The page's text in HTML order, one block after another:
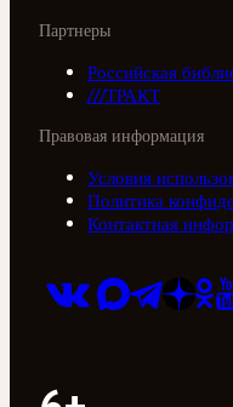
Партнеры
Российская
///ТРАКТ
Правовая информация
Условия
Политика
Контактная